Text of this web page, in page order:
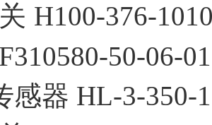
H100-376-
50-06-01
感器 HL-3-350-